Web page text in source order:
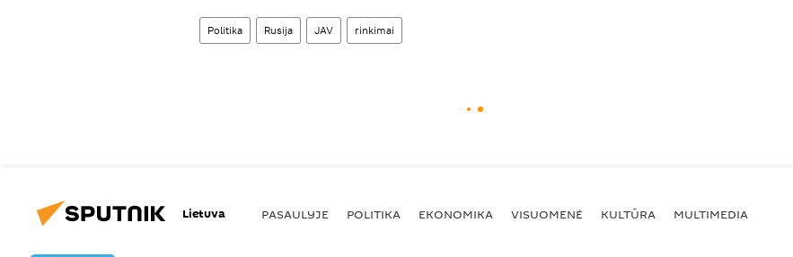
Politika Rusija JAV rinkimai
Lietuva PASAULYJE POLITIKA EKONOMIKA VISUOMENĖ KULTŪRA MULTIMEDIA